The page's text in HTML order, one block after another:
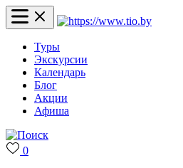
Туры
Экскурсии
Календарь
Блог
Акции
Афиша
0